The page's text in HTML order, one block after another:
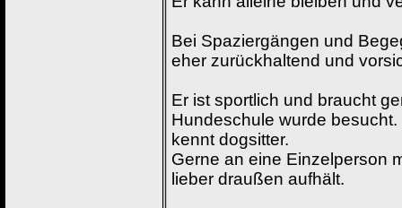
Bei Spaziergängen und
eher zurückhaltend und
Er ist sportlich und braucht
Hundeschule wurde
kennt dogsitter.
Gerne an eine Einzelperson
lieber draußen aufhält.